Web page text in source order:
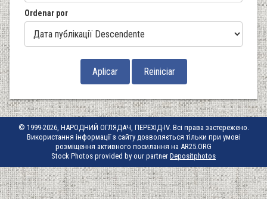
Ordenar por
© 1999-2026, НАРОДНИЙ ОГЛЯДАЧ, ПЕРЕХІД-IV. Всі права застережено.
Використання інформації з сайту дозволяється тільки при умові
розміщення активного посилання на AR25.ORG
Stock Photos provided by our partner Depositphotos